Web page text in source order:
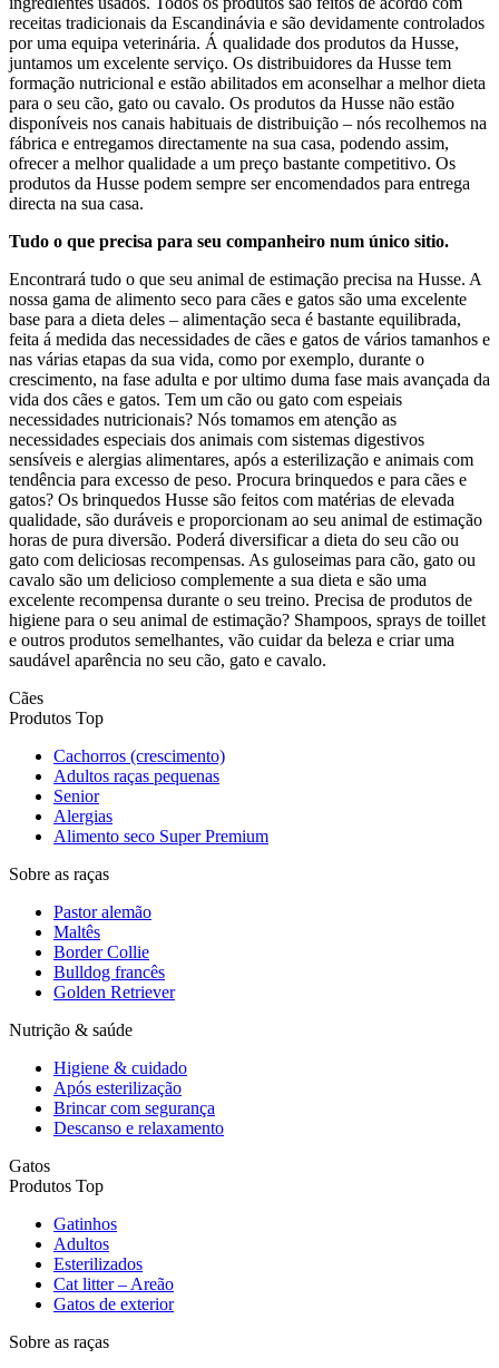
receitas tradicionais da Escandinávia e são devidamente controlados
por uma equipa veterinária. Á qualidade dos produtos da Husse,
juntamos um excelente serviço. Os distribuidores da Husse tem
formação nutricional e estão abilitados em aconselhar a melhor dieta
para o seu cão, gato ou cavalo. Os produtos da Husse não estão
disponíveis nos canais habituais de distribuição – nós recolhemos na
fábrica e entregamos directamente na sua casa, podendo assim,
ofrecer a melhor qualidade a um preço bastante competitivo. Os
produtos da Husse podem sempre ser encomendados para entrega
directa na sua casa.
Tudo o que precisa para seu companheiro num único sitio.
Encontrará tudo o que seu animal de estimação precisa na Husse. A
nossa gama de alimento seco para cães e gatos são uma excelente
base para a dieta deles – alimentação seca é bastante equilibrada,
feita á medida das necessidades de cães e gatos de vários tamanhos e
nas várias etapas da sua vida, como por exemplo, durante o
crescimento, na fase adulta e por ultimo duma fase mais avançada da
vida dos cães e gatos. Tem um cão ou gato com espeiais
necessidades nutricionais? Nós tomamos em atenção as
necessidades especiais dos animais com sistemas digestivos
sensíveis e alergias alimentares, após a esterilização e animais com
tendência para excesso de peso. Procura brinquedos e para cães e
gatos? Os brinquedos Husse são feitos com matérias de elevada
qualidade, são duráveis e proporcionam ao seu animal de estimação
horas de pura diversão. Poderá diversificar a dieta do seu cão ou
gato com deliciosas recompensas. As guloseimas para cão, gato ou
cavalo são um delicioso complemente a sua dieta e são uma
excelente recompensa durante o seu treino. Precisa de produtos de
higiene para o seu animal de estimação? Shampoos, sprays de toillet
e outros produtos semelhantes, vão cuidar da beleza e criar uma
saudável aparência no seu cão, gato e cavalo.
Cães
Produtos Top
Cachorros (crescimento)
Adultos raças pequenas
Senior
Alergias
Alimento seco Super Premium
Sobre as raças
Pastor alemão
Maltês
Border Collie
Bulldog francês
Golden Retriever
Nutrição & saúde
Higiene & cuidado
Após esterilização
Brincar com segurança
Descanso e relaxamento
Gatos
Produtos Top
Gatinhos
Adultos
Esterilizados
Cat litter – Areão
Gatos de exterior
Sobre as raças